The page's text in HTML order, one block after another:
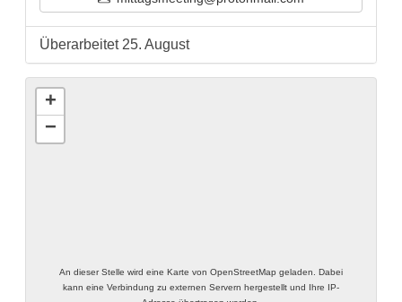
Überarbeitet 25. August
An dieser Stelle wird eine Karte von OpenStreetMap geladen. Dabei
kann eine Verbindung zu externen Servern hergestellt und Ihre IP-
+
−